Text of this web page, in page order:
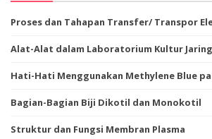
Proses dan Tahapan Transfer/ Transpor
Alat-Alat dalam Laboratorium Kultur
Hati-Hati Menggunakan Methylene Blue
Bagian-Bagian Biji Dikotil dan Monokotil
Struktur dan Fungsi Membran Plasma